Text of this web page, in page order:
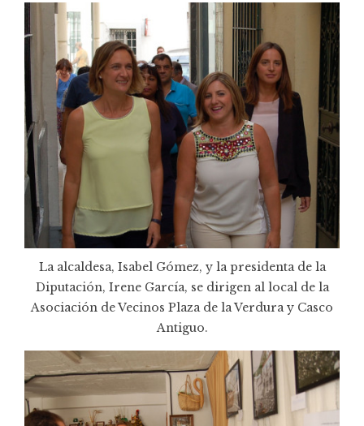
La alcaldesa, Isabel Gómez, y la presidenta de la
Diputación, Irene García, se dirigen al local de la
Asociación de Vecinos Plaza de la Verdura y Casco
Antiguo.